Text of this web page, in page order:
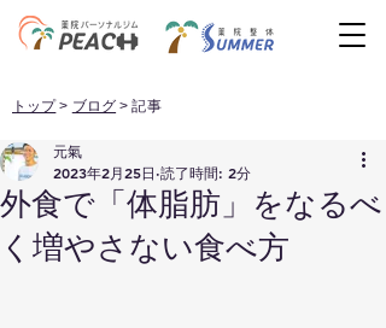
トップ> ブログ > 記事
外食で「体脂肪」をなるべ
く増やさない食べ方
元氣
2023年2月25日 読了時間: 2分